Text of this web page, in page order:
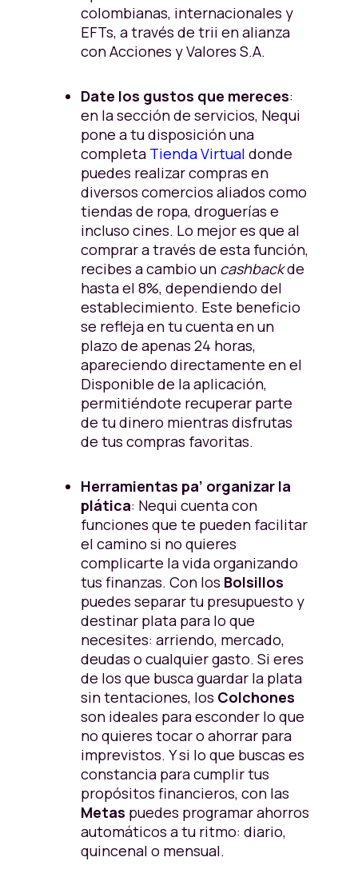
colombianas, internacionales y
EFTs, a través de trii en alianza
con Acciones y Valores S.A.
Date los gustos que mereces:
en la sección de servicios, Nequi
pone a tu disposición una
completa Tienda Virtual donde
puedes realizar compras en
diversos comercios aliados como
tiendas de ropa, droguerías e
incluso cines. Lo mejor es que al
comprar a través de esta función,
recibes a cambio un cashbackde
hasta el 8%, dependiendo del
establecimiento. Este beneficio
se refleja en tu cuenta en un
plazo de apenas 24 horas,
apareciendo directamente en el
Disponible de la aplicación,
permitiéndote recuperar parte
de tu dinero mientras disfrutas
de tus compras favoritas.
Herramientas pa’ organizar la
plática: Nequi cuenta con
funciones que te pueden facilitar
el camino si no quieres
complicarte la vida organizando
tus finanzas. Con los Bolsillos
puedes separar tu presupuesto y
destinar plata para lo que
necesites: arriendo, mercado,
deudas o cualquier gasto. Si eres
de los que busca guardar la plata
sin tentaciones, los Colchones
son ideales para esconder lo que
no quieres tocar o ahorrar para
imprevistos. Y si lo que buscas es
constancia para cumplir tus
propósitos financieros, con las
Metas puedes programar ahorros
automáticos a tu ritmo: diario,
quincenal o mensual.